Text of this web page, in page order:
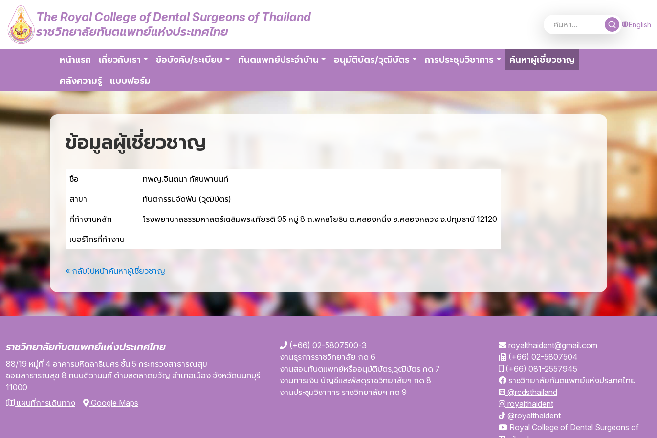
The Royal College of Dental Surgeons of Thailand
ราชวิทยาลัยทันตแพทย์แห่งประเทศไทย
English
หน้าแรก เกี่ยวกับเรา ข้อบังคับ/ระเบียบ ทันตแพทย์ประจำบ้าน อนุมัติบัตร/วุฒิบัตร การประชุมวิชาการ ค้นหาผู้เชี่ยวชาญ(current)
คลังความรู้ แบบฟอร์ม
ข้อมูลผู้เชี่ยวชาญ
ชื่อ ทพญ.จินตนา ทัศนพานนท์
สาขา ทันตกรรมจัดฟัน (วุฒิบัตร)
ที่ทำงานหลัก โรงพยาบาลธรรมศาสตร์เฉลิมพระเกียรติ 95 หมู่ 8 ถ.พหลโยธิน ต.คลองหนึ่ง อ.คลองหลวง จ.ปทุมธานี 12120
เบอร์โทรที่ทำงาน
« กลับไปหน้าค้นหาผู้เชี่ยวชาญ
ราชวิทยาลัยทันตแพทย์แห่งประเทศไทย
88/19 หมู่ที่ 4 อาคารมหิตลาธิเบศร ชั้น 5 กระทรวงสาธารณสุข
ซอยสาธารณสุข 8 ถนนติวานนท์ ตำบลตลาดขวัญ อำเภอเมือง จังหวัดนนทบุรี
11000
แผนที่การเดินทาง
Google Maps
(+66) 02-5807500-3
งานธุรการราชวิทยาลัย กด 6
งานสอบทันตแพทย์หรืออนุมัติบัตร,วุฒิบัตร กด 7
งานการเงิน บัญชีและพัสดุราชวิทยาลัยฯ กด 8
งานประชุมวิชาการ ราชวิทยาลัยฯ กด 9
royalthaident@gmail.com
(+66) 02-5807504
(+66) 081-2557945
ราชวิทยาลัยทันตแพทย์แห่งประเทศไทย
@rcdsthailand
royalthaident
@royalthaident
Royal College of Dental Surgeons of